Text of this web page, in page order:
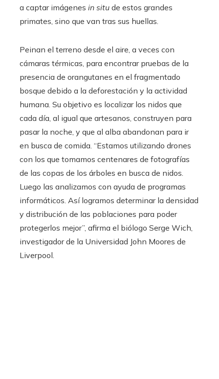
a captar imágenes in situ de estos grandes
primates, sino que van tras sus huellas.
Peinan el terreno desde el aire, a veces con
cámaras térmicas, para encontrar pruebas de la
presencia de orangutanes en el fragmentado
bosque debido a la deforestación y la actividad
humana. Su objetivo es localizar los nidos que
cada día, al igual que artesanos, construyen para
pasar la noche, y que al alba abandonan para ir
en busca de comida. “Estamos utilizando drones
con los que tomamos centenares de fotografías
de las copas de los árboles en busca de nidos.
Luego las analizamos con ayuda de programas
informáticos. Así logramos determinar la densidad
y distribución de las poblaciones para poder
protegerlos mejor”, afirma el biólogo Serge Wich,
investigador de la Universidad John Moores de
Liverpool.